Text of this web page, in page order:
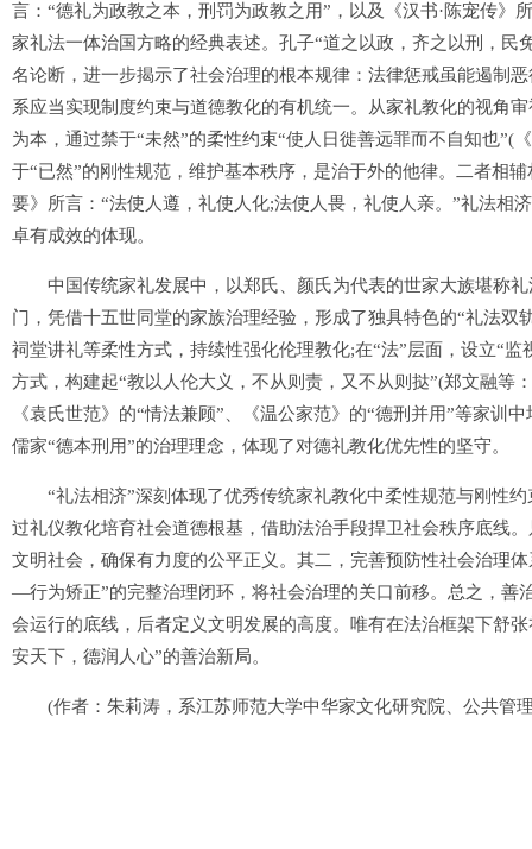
言：“德礼为政教之本，刑罚为政教之用”，以及《汉书·陈宠传
家礼法一体治国方略的经典表述。孔子“道之以政，齐之以刑，民
名论断，进一步揭示了社会治理的根本规律：法律惩戒虽能遏制
系应当实现制度约束与道德教化的有机统一。从家礼教化的视角
为本，通过禁于“未然”的柔性约束“使人日徙善远罪而不自知也”(
于“已然”的刚性规范，维护基本秩序，是治于外的他律。二者相
要》所言：“法使人遵，礼使人化;法使人畏，礼使人亲。”礼法相
卓有成效的体现。
中国传统家礼发展中，以郑氏、颜氏为代表的世家大族堪称礼
门，凭借十五世同堂的家族治理经验，形成了独具特色的“礼法
祠堂讲礼等柔性方式，持续性强化伦理教化;在“法”层面，设立“
方式，构建起“教以人伦大义，不从则责，又不从则挞”(郑文融等
《袁氏世范》的“情法兼顾”、《温公家范》的“德刑并用”等家训
儒家“德本刑用”的治理理念，体现了对德礼教化优先性的坚守。
“礼法相济”深刻体现了优秀传统家礼教化中柔性规范与刚性约
过礼仪教化培育社会道德根基，借助法治手段捍卫社会秩序底线
文明社会，确保有力度的公平正义。其二，完善预防性社会治理
—行为矫正”的完整治理闭环，将社会治理的关口前移。总之，善
会运行的底线，后者定义文明发展的高度。唯有在法治框架下舒
安天下，德润人心”的善治新局。
(作者：朱莉涛，系江苏师范大学中华家文化研究院、公共管